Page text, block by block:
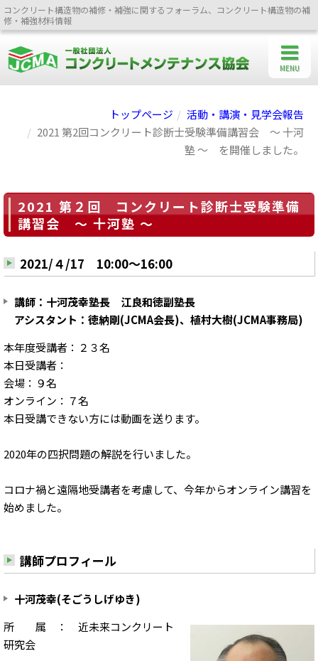
コンクリート構造物の補修・補強に関するフォーラム、コンクリート構造物の補
修・補強材料情報
トップページ
活動・講演・見学会報告
2021 第2回コンクリート診断士受験準備講習会 ～ 十河
塾 ～ を開催しました。
2021 第２回 コンクリート診断士受験準備
講習会 ～ 十河塾 ～
2021/４/17 10:00～16:00
講師：十河茂幸塾長 江良和徳副塾長
アシスタント：徳納剛(JCMA会長)、植村大樹(JCMA事務局)
本年度受講者：２３名
本日受講者：
会場：９名
オンライン：７名
本日受講できない方には動画を送ります。
2020年の四択問題の解説を行いました。
コロナ禍と遠隔地受講者を考慮して、今年からオンライン講習を
始めました。
講師プロフィール
十河茂幸(そごうしげゆき)
所 属 ： 近未来コンクリート
研究会
MENU